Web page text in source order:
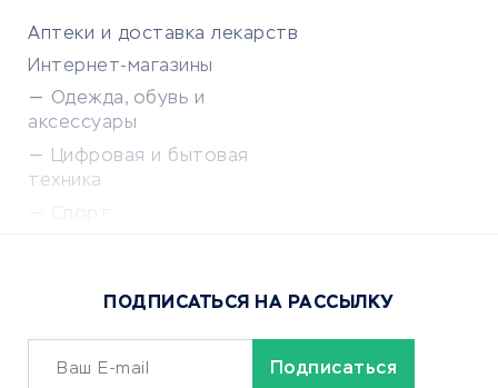
Аптеки и доставка лекарств
Интернет-магазины
Одежда, обувь и
аксессуары
Цифровая и бытовая
техника
Сервисы доставки
ОБУЧЕНИЕ И РАБОТА
ПОДПИСАТЬСЯ НА РАССЫЛКУ